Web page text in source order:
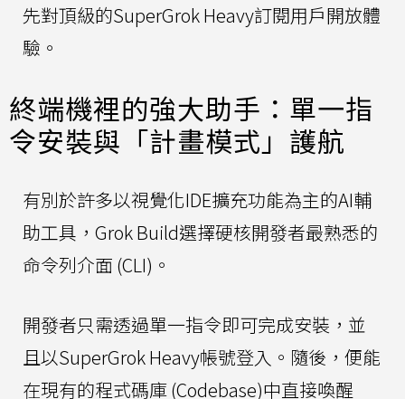
先對頂級的SuperGrok Heavy訂閱用戶開放體
驗。
終端機裡的強大助手：單一指
令安裝與「計畫模式」護航
有別於許多以視覺化IDE擴充功能為主的AI輔
助工具，Grok Build選擇硬核開發者最熟悉的
命令列介面 (CLI)。
開發者只需透過單一指令即可完成安裝，並
且以SuperGrok Heavy帳號登入。隨後，便能
在現有的程式碼庫 (Codebase)中直接喚醒